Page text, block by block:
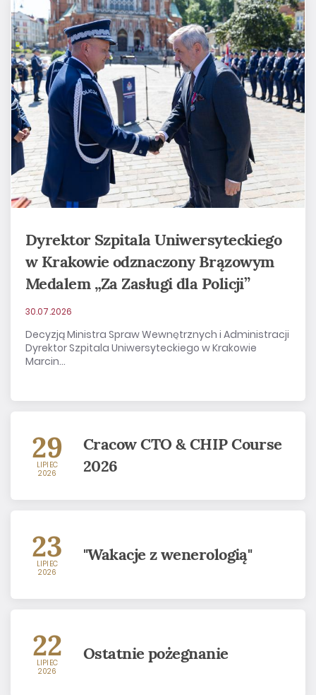
Dyrektor Szpitala Uniwersyteckiego
w Krakowie odznaczony Brązowym
Medalem „Za Zasługi dla Policji”
30.07.2026
Decyzją Ministra Spraw Wewnętrznych i Administracji
Dyrektor Szpitala Uniwersyteckiego w Krakowie
Marcin...
29
LIPIEC
2026
Cracow CTO & CHIP Course
2026
23
LIPIEC
2026
"Wakacje z wenerologią"
22
LIPIEC
2026
Ostatnie pożegnanie